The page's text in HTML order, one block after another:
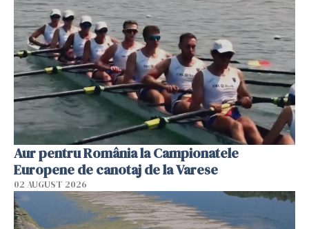
Aur pentru România la Campionatele
Europene de canotaj de la Varese
02 AUGUST 2026